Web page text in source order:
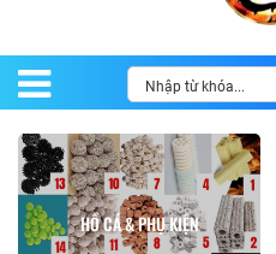
HỒ CÁ & PHỤ KIỆN